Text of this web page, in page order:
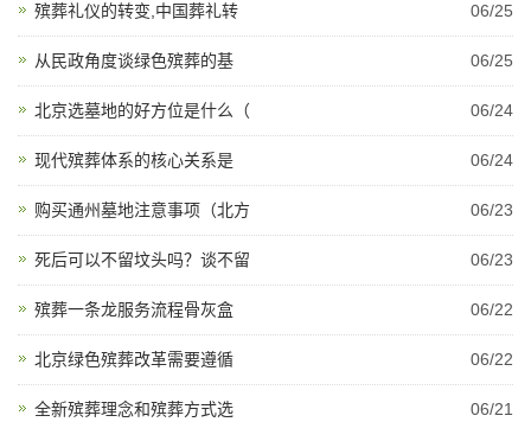
殡葬礼仪的转变,中国葬礼转 06/25
从民政角度谈绿色殡葬的基 06/25
北京选墓地的好方位是什么（ 06/24
现代殡葬体系的核心关系是 06/24
购买通州墓地注意事项（北方 06/23
死后可以不留坟头吗？谈不留 06/23
殡葬一条龙服务流程骨灰盒 06/22
北京绿色殡葬改革需要遵循 06/22
全新殡葬理念和殡葬方式选 06/21